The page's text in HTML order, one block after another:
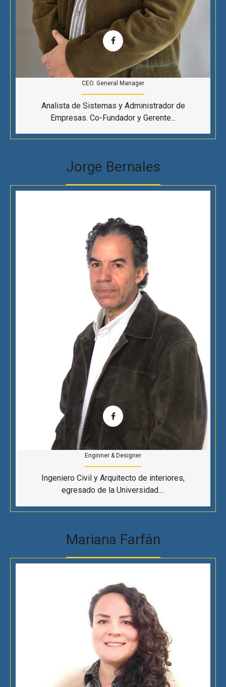
CEO. General Manager
Analista de Sistemas y Administrador de
Empresas. Co-Fundador y Gerente...
Jorge Bernales
Enginner & Designer
Ingeniero Civil y Arquitecto de interiores,
egresado de la Universidad....
Mariana Farfán